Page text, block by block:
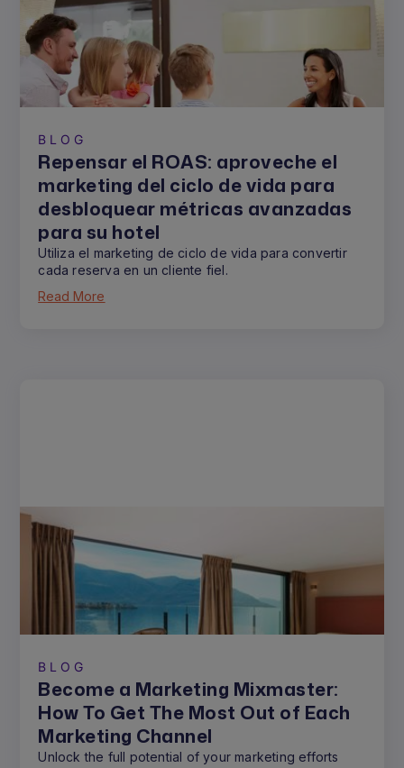
BLOG
Repensar el ROAS: aproveche el
marketing del ciclo de vida para
desbloquear métricas avanzadas
para su hotel
Utiliza el marketing de ciclo de vida para convertir
cada reserva en un cliente fiel.
Read More
BLOG
Become a Marketing Mixmaster:
How To Get The Most Out of Each
Marketing Channel
Unlock the full potential of your marketing efforts